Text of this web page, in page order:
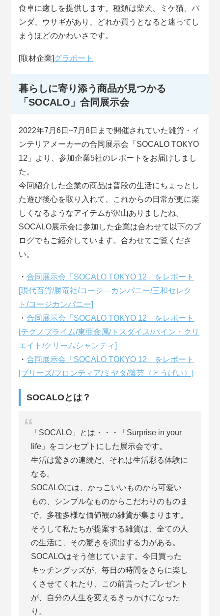
食卓に癒しを提供します。種類は柴犬、ミケ猫、パ
ンダ、ウサギがあり、どれか買うとなると迷ってし
まうほどのかわいさです。
[取材企業] グラポート
暮らしに寄り添う商品が見つかる
「SOCALO」合同展示会
2022年7月6日~7月8日まで開催されていた雑貨・イ
ンテリアメーカーの合同展示会「SOCALO TOKYO
12」より、参加企業5社のレポートをお届けしまし
た。
今回紹介した企業の商品は普段の生活にちょっとし
た遊び後心を取り入れて、これからの日常が更に楽
しくなるようなアイテムが沢山ありましたね。
SOCALO展示会に参加した企業は合わせて以下のブ
ログでもご紹介しています。合わせてご覧くださ
い。
・合同展示会「SOCALO TOKYO 12」をレポート
[現代百貨/勝竜社/コージ―カンパニー/三和セレク
ト/コージカンパニー]
・合同展示会「SOCALO TOKYO 12」をレポート
[テクノプライム/東亜金属/トスダイス/パイン・クリ
エイト/クリームシャンティ]
・合同展示会「SOCALO TOKYO 12」をレポート
[ブリーズ/フロンティア/ミヤタ/籐芸（とうげい）]
SOCALOとは？
「SOCALO」とは・・・「Surprise in your
life」をコンセプトにした展示会です。
生活は驚きの連続だ。それは生活彩る体験に
なる。
SOCALOには、かっこいいものから可愛い
もの、シンプルなものからこだわりのものま
で、多種多様な価値観の雑貨が集まります。
そうして私たちが提案する雑貨は、全ての人
の生活に、その驚きを演出する力がある。
SOCALOはそう信じています。今日買った
キッチングッズが、毎日の時間をさらに楽し
くさせてくれたり、この前貰ったプレゼント
が、自分の人生を変えるきっかけになった
り。